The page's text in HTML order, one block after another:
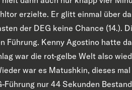
erzielte. Er glitt einmal über
der DEG keine Chance (14.).
Führung. Kenny Agostino hatte
war die rot-gelbe Welt also
war es Matushkin, dieses
Führung nur 44 Sekunden